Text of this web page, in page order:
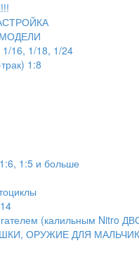
16, 1/18, 1/24
1:8
1:5 и больше
(калильным Nitro
ОРУЖИЕ ДЛЯ